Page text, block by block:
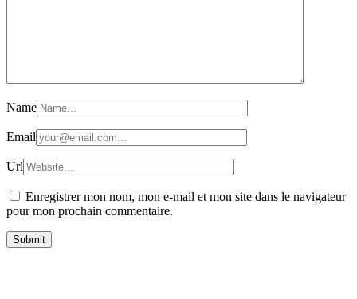
Name
Email
Url
Enregistrer mon nom, mon e-mail et mon site dans le navigateur
pour mon prochain commentaire.